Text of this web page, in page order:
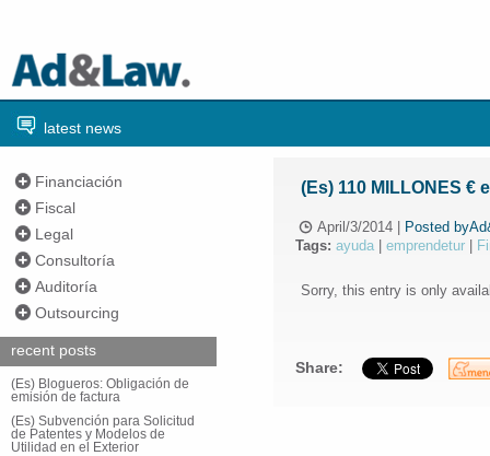
latest news
Financiación
Fiscal
Legal
Consultoría
Auditoría
Outsourcing
recent posts
(Es) Blogueros: Obligación de
emisión de factura
(Es) Subvención para Solicitud
de Patentes y Modelos de
Utilidad en el Exterior
(Es) 110 MILLONES €
April/3/2014
Posted
Tags: ayuda emprendetur
Sorry, this entry is only
Share: